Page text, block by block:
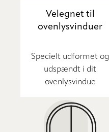
Velegnet til
ovenlysvinduer
Specielt udformet og
udspændt i dit
ovenlysvindue